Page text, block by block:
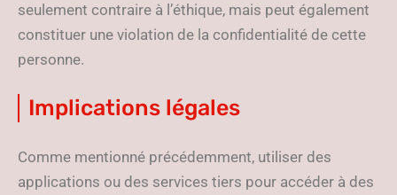
seulement contraire à l’éthique, mais peut également
constituer une violation de la confidentialité de cette
personne.
Implications légales
Comme mentionné précédemment, utiliser des
applications ou des services tiers pour accéder à des